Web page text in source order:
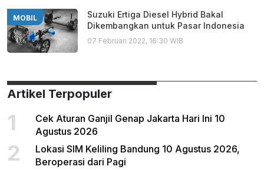
MOBIL
Suzuki Ertiga Diesel Hybrid Bakal
Dikembangkan untuk Pasar Indonesia
07 Februari 2022, 16:30 WIB
Artikel Terpopuler
1
Cek Aturan Ganjil Genap Jakarta Hari Ini 10
Agustus 2026
2
Lokasi SIM Keliling Bandung 10 Agustus 2026,
Beroperasi dari Pagi